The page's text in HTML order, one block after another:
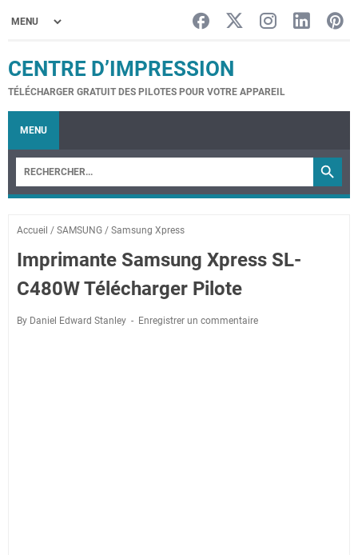
CENTRE D’IMPRESSION
TÉLÉCHARGER GRATUIT DES PILOTES POUR VOTRE APPAREIL
MENU
Accueil / SAMSUNG / Samsung Xpress
Imprimante Samsung Xpress SL-
C480W Télécharger Pilote
By Daniel Edward Stanley Enregistrer un commentaire